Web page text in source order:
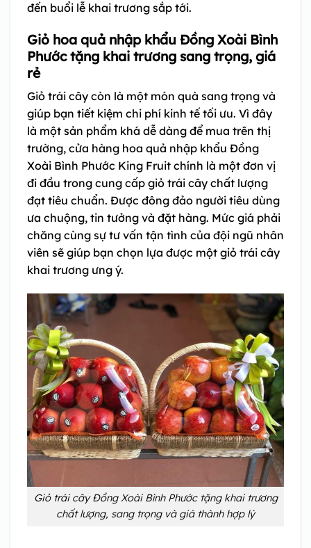
đến buổi lễ khai trương sắp tới.
Giỏ hoa quả nhập khẩu Đồng Xoài Bình
Phước tặng khai trương sang trọng, giá
rẻ
Giỏ trái cây còn là một món quà sang trọng và
giúp bạn tiết kiệm chi phí kinh tế tối ưu. Vì đây
là một sản phẩm khá dễ dàng để mua trên thị
trường, cửa hàng hoa quả nhập khẩu Đồng
Xoài Bình Phước King Fruit chính là một đơn vị
đi đầu trong cung cấp giỏ trái cây chất lượng
đạt tiêu chuẩn. Được đông đảo người tiêu dùng
ưa chuộng, tin tưởng và đặt hàng. Mức giá phải
chăng cùng sự tư vấn tận tình của đội ngũ nhân
viên sẽ giúp bạn chọn lựa được một giỏ trái cây
khai trương ưng ý.
Giỏ trái cây Đồng Xoài Bình Phước tặng khai trương
chất lượng, sang trọng và giá thành hợp lý